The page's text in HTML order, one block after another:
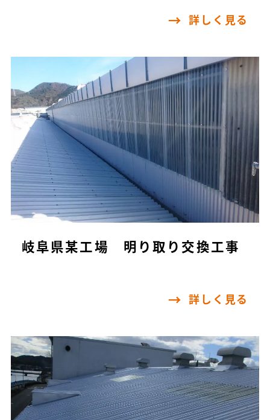
詳しく見る
岐阜県某工場 明り取り交換工事
詳しく見る